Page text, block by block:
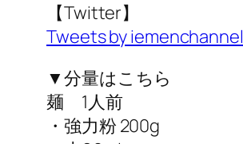
【Twitter】
Tweets by iemenchannel
▼分量はこちら
麺 1人前
・強力粉 200g